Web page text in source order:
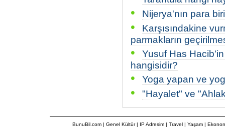
• Nijerya'nın para
•
Karşısındakine
parmakların
•
Yusuf Has
hangisidir?
• Yoga yapan ve
• "Hayalet" ve
BunuBil.com| Genel Kültür| IP Adresim| Travel| Yaşam |